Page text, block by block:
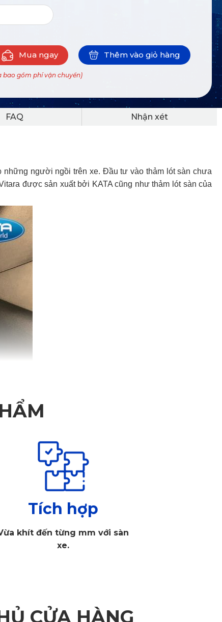
Mua ngay Thêm vào giỏ hàng
bao gồm phí vận chuyển)
FAQ Nhận xét
những người ngồi trên xe. Đầu tư vào thảm lót sàn chưa
được sản xuất bởi KATA cũng như thảm lót sàn của
Tích hợp
khít đến từng mm với sàn
xe.
CỬA HÀNG